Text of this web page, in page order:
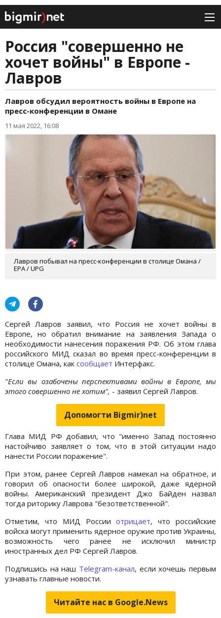
Россия "совершенно не
хочет войны" в Европе -
Лавров
Лавров обсудил вероятность войны в Европе на
пресс-конференции в Омане
11 мая 2022, 16:08
Лавров побывал на пресс-конференции в столице Омана /
EPA / UPG
Сергей Лавров заявил, что Россия не хочет войны в
Европе, но обратил внимание на заявления Запада о
необходимости нанесения поражения РФ. Об этом глава
российского МИД сказал во время пресс-конференции в
столице Омана, как сообщает Интерфакс.
"Если вы озабочены перспективами войны в Европе, мы
этого совершенно не хотим", - заявил Сергей Лавров.
Допомогти Bigmir)net
Глава МИД РФ добавил, что "именно Запад постоянно
настойчиво заявляет о том, что в этой ситуации надо
нанести России поражение".
При этом, ранее Сергей Лавров намекал на обратное, и
говорил об опасности более широкой, даже ядерной
войны. Американский президент Джо Байден назвал
тогда риторику Лаврова "безответственной".
Отметим, что МИД Россииотрицает, что российские
войска могут применить ядерное оружие против Украины,
возможность чего ранее не исключил министр
иностранных дел РФ Сергей Лавров.
Подпишись на наш Telegram-канал, если хочешь первым
узнавать главные новости.
Читайте нас в Google.News